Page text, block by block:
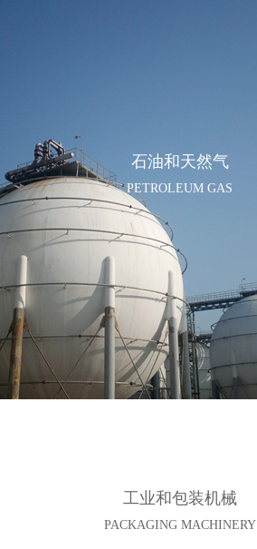
石油和天然气
PETROLEUM GAS
工业和包装机械
PACKAGING MACHINERY